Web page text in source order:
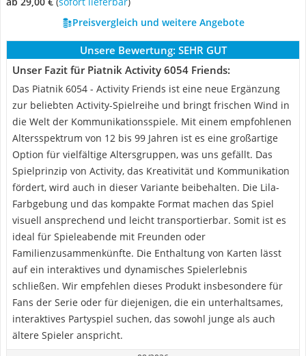
Preisvergleich und weitere Angebote
Unsere Bewertung: SEHR GUT
Unser Fazit für Piatnik Activity 6054 Friends:
Das Piatnik 6054 - Activity Friends ist eine neue Ergänzung
zur beliebten Activity-Spielreihe und bringt frischen Wind in
die Welt der Kommunikationsspiele. Mit einem empfohlenen
Altersspektrum von 12 bis 99 Jahren ist es eine großartige
Option für vielfältige Altersgruppen, was uns gefällt. Das
Spielprinzip von Activity, das Kreativität und Kommunikation
fördert, wird auch in dieser Variante beibehalten. Die Lila-
Farbgebung und das kompakte Format machen das Spiel
visuell ansprechend und leicht transportierbar. Somit ist es
ideal für Spieleabende mit Freunden oder
Familienzusammenkünfte. Die Enthaltung von Karten lässt
auf ein interaktives und dynamisches Spielerlebnis
schließen. Wir empfehlen dieses Produkt insbesondere für
Fans der Serie oder für diejenigen, die ein unterhaltsames,
interaktives Partyspiel suchen, das sowohl junge als auch
ältere Spieler anspricht.